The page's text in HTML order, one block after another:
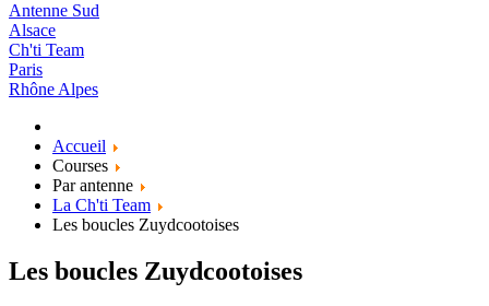
Antenne Sud
Alsace
Ch'ti Team
Paris
Rhône Alpes
Accueil
Courses
Par antenne
La Ch'ti Team
Les boucles Zuydcootoises
Les boucles Zuydcootoises